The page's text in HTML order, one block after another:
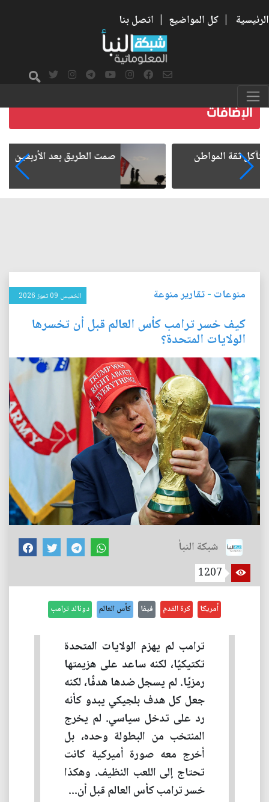
الرئيسية | كل المواضيع | اتصل بنا
صمت الطريق بعد الأربعين
منوعات -تقارير منوعة الخميس 09 تموز 2026
كيف خسر ترامب كأس العالم قبل أن تخسرها
الولايات المتحدة؟
شبكة النبأ
1207
أمريكا كرة القدم فيفا كأس العالم دونالد ترامب
ترامب لم يهزم الولايات المتحدة
تكتيكيًا، لكنه ساعد على هزيمتها
رمزيًا. لم يسجل ضدها هدفًا، لكنه
جعل كل هدف بلجيكي يبدو كأنه
رد على تدخل سياسي. لم يخرج
المنتخب من البطولة وحده، بل
أخرج معه صورة أميركية كانت
تحتاج إلى اللعب النظيف. وهكذا
خسر ترامب كأس العالم قبل أن...